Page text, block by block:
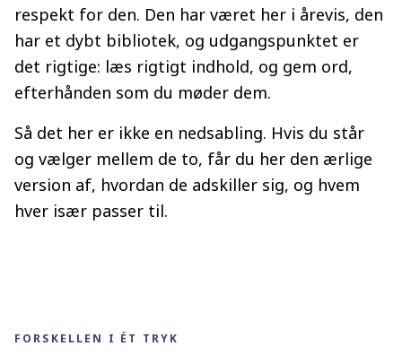
respekt for den. Den har været her i årevis, den
har et dybt bibliotek, og udgangspunktet er
det rigtige: læs rigtigt indhold, og gem ord,
efterhånden som du møder dem.
Så det her er ikke en nedsabling. Hvis du står
og vælger mellem de to, får du her den ærlige
version af, hvordan de adskiller sig, og hvem
hver især passer til.
FORSKELLEN I ÉT TRYK